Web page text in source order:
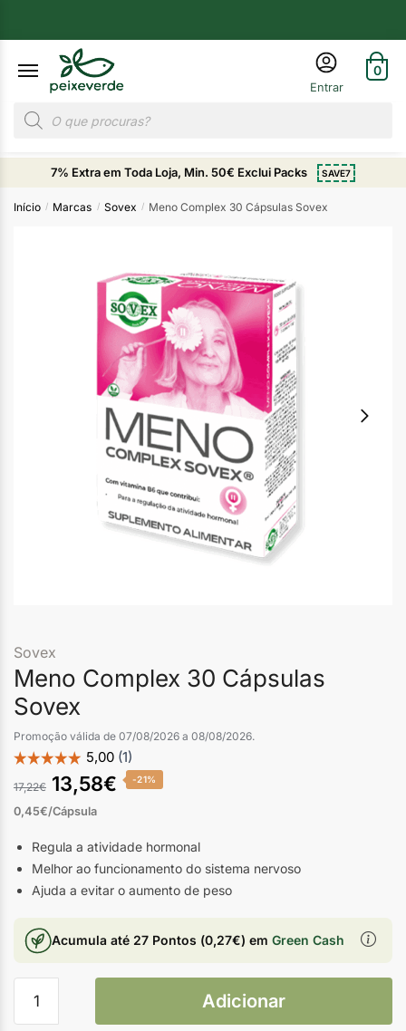
0
7% Extra em Toda Loja, Min. 50€ Exclui Packs SAVE7
Início / Marcas / Sovex / Meno Complex 30 Cápsulas Sovex
Sovex
Meno Complex 30 Cápsulas
Sovex
Promoção válida de 07/08/2026 a 08/08/2026.
17,22€ 13,58€
0,45€/Cápsula
-21%
Regula a atividade hormonal
Melhor ao funcionamento do sistema nervoso
Ajuda a evitar o aumento de peso
Acumula até 27 Pontos (0,27€) em Green Cash
Adicionar